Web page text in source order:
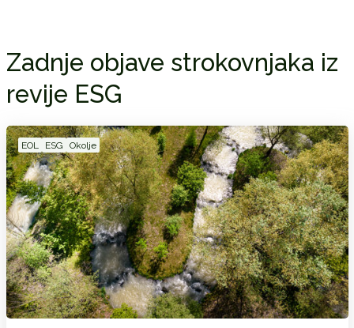
Zadnje objave strokovnjaka iz
revije ESG
EOL ESG Okolje